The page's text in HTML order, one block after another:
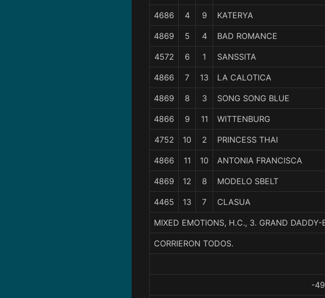
4686 4 9 KATERYA
4869 5 4 BAD ROMANCE
4572 6 1 SANSSITA
4866 7 13 LA CALOTICA
4869 8 3 SONG SONG BLUE
4866 9 11 WITTENBURG
4752 10 2 PRINCESS THAI
4866 11 10 ANTONIA FRANCISCA
4869 12 8 MODELO SBELT
4465 13 7 CLASUA
MIXED EMOTIONS, H.C., 3. GRAND DADDY-
CORRIERON TODOS.
-